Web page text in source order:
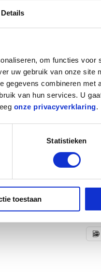
Details
om functies voor
uw gebruik van onze site
combineren met
van hun services. U
onze privacyverklaring.
Statistieken
toestaan
in Amersfoort
Informatie
Merken
Categorieën
Pechhulp